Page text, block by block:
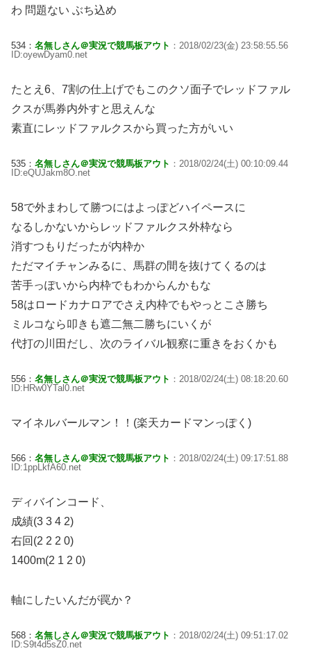
わ 問題ない ぶち込め
534： 名無しさん＠実況で競馬板アウト ：2018/02/23(金) 23:58:55.56
ID:oyewDyam0.net
たとえ6、7割の仕上げでもこのクソ面子でレッドファル
クスが馬券内外すと思えんな
素直にレッドファルクスから買った方がいい
535： 名無しさん＠実況で競馬板アウト ：2018/02/24(土) 00:10:09.44
ID:eQUJakm8O.net
58で外まわして勝つにはよっぽどハイペースに
なるしかないからレッドファルクス外枠なら
消すつもりだったが内枠か
ただマイチャンみるに、馬群の間を抜けてくるのは
苦手っぽいから内枠でもわからんかもな
58はロードカナロアでさえ内枠でもやっとこさ勝ち
ミルコなら叩きも遮二無二勝ちにいくが
代打の川田だし、次のライバル観察に重きをおくかも
556： 名無しさん＠実況で競馬板アウト ：2018/02/24(土) 08:18:20.60
ID:HRw0YTal0.net
マイネルバールマン！！(楽天カードマンっぽく)
566： 名無しさん＠実況で競馬板アウト ：2018/02/24(土) 09:17:51.88
ID:1ppLkfA60.net
ディバインコード、
成績(3 3 4 2)
右回(2 2 2 0)
1400m(2 1 2 0)
軸にしたいんだが罠か？
568： 名無しさん＠実況で競馬板アウト ：2018/02/24(土) 09:51:17.02
ID:S9t4d5sZ0.net